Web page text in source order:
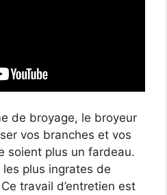
de broyage, le broyeur
vos branches et vos
soient plus un fardeau.
les plus ingrates de
travail d’entretien est